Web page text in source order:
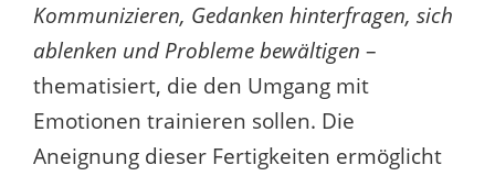
Kommunizieren, Gedanken hinterfragen, sich
ablenken und Probleme bewältigen –
thematisiert, die den Umgang mit
Emotionen trainieren sollen. Die
Aneignung dieser Fertigkeiten ermöglicht